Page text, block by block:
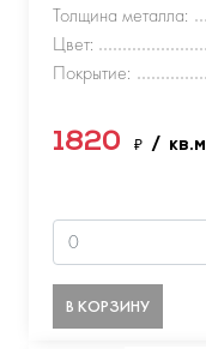
Толщина металла:
Цвет:
Покрытие:
1820 ₽ / кв.м
В КОРЗИНУ